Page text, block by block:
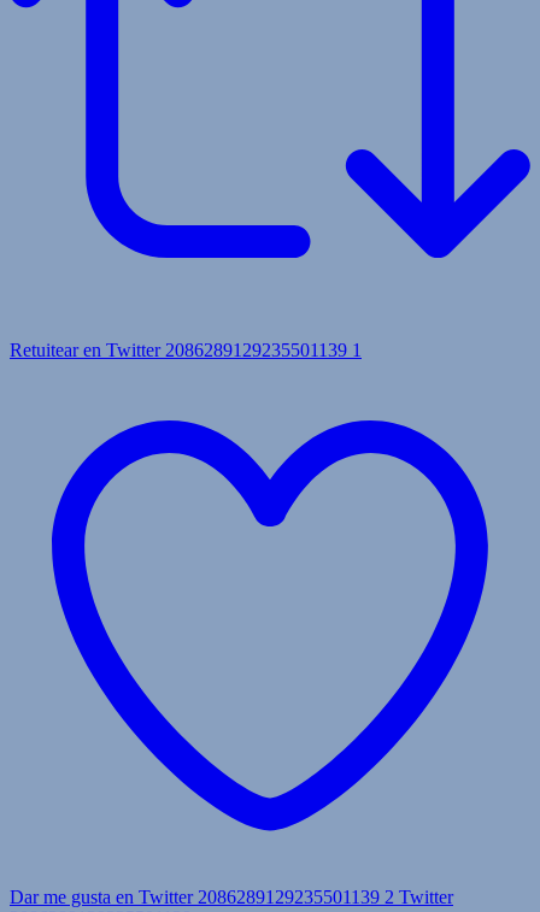
Retuitear en Twitter 2086289129235501139 1
Dar me gusta en Twitter 2086289129235501139 2 Twitter